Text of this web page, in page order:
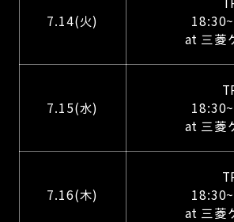
7.14(火)
at 三菱
7.15(水)
at 三菱
7.16(木)
at 三菱